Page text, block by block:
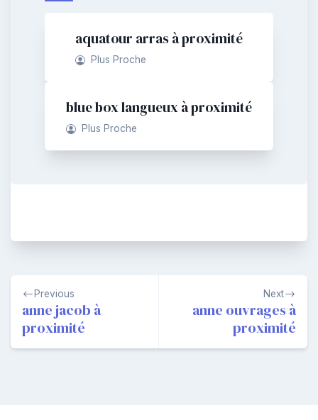
aquatour arras à proximité
Plus Proche
blue box langueux à proximité
Plus Proche
Navigation
de
l’article
Previous
anne jacob à
proximité
Next
anne ouvrages à
proximité